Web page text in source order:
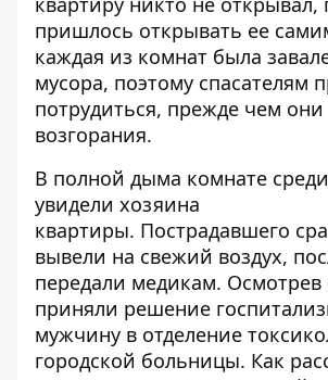
пришлось открывать ее
каждая из комнат была
мусора, поэтому спасателям
потрудиться, прежде чем
возгорания.
В полной дыма комнате
увидели хозяина
квартиры. Пострадавшего
вывели на свежий воздух,
передали медикам. Осмотрев
приняли решение
мужчину в отделение
городской больницы. Как